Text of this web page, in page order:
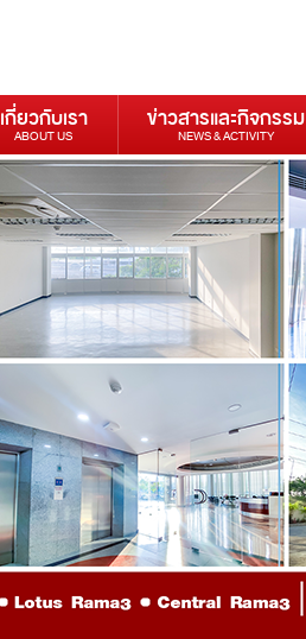
เกี่ยวกับเรา
ABOUT US
ข่าวสารและกิจกรรม
NEWS & ACTIVITY